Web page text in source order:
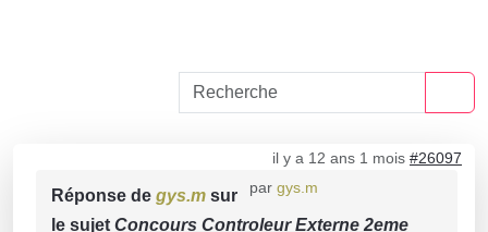
il y a 12 ans 1 mois #26097
par gys.m
Réponse de gys.m sur
le sujet Concours Controleur Externe 2eme